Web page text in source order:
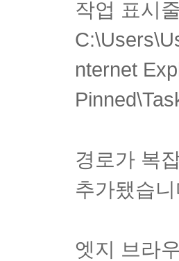
작업 표시
nternet
경로가 복
추가됐습
엣지 브라